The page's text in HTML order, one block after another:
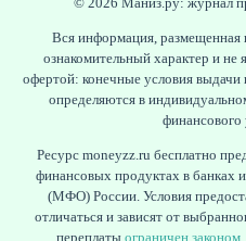
Вся информация, размещенная
ознакомительный характер и не
офертой: конечные условия выдачи
определяются в
финансового
Ресурс moneyzz.ru бесплатно
финансовых продуктах в банках
(МФО) России. Условия
отличаться и зависят от
переплаты ограничен законом